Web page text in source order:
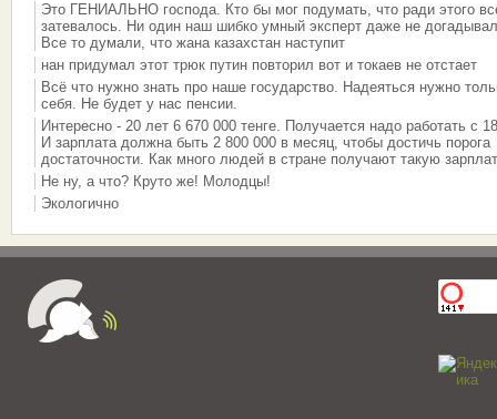
Это ГЕНИАЛЬНО господа. Кто бы мог подумать, что ради этого
затевалось. Ни один наш шибко умный эксперт даже не
Все то думали, что жана казахстан наступит
нан придумал этот трюк путин повторил вот и токаев не отстает
Всё что нужно знать про наше государство. Надеяться нужно
себя. Не будет у нас пенсии.
Интересно - 20 лет 6 670 000 тенге. Получается надо работать с
И зарплата должна быть 2 800 000 в месяц, чтобы достичь порога
достаточности. Как много людей в стране получают такую
Не ну, а что? Круто же! Молодцы!
Экологично